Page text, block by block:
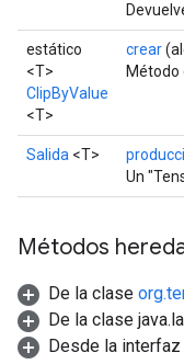
estático
<T>
ClipByValue
<T>
crear
Método
Salida <T>
Un
Métodos
De la clase
De la clase
Desde la interfaz